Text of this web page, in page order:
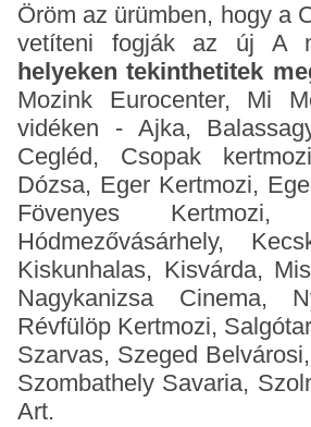
Öröm az ürümben, hogy a
vetíteni fogják az új A
helyeken tekinthetitek
Mozink Eurocenter, Mi
vidéken - Ajka,
Cegléd, Csopak
Dózsa, Eger Kertmozi,
Fövenyes
Hódmezővásárhely,
Kiskunhalas, Kisvárda,
Nagykanizsa Cinema,
Révfülöp Kertmozi,
Szarvas, Szeged
Szombathely Savaria,
Art.